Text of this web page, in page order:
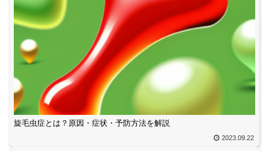
旋毛虫症とは？原因・症状・予防方法を解説
2023.09.22